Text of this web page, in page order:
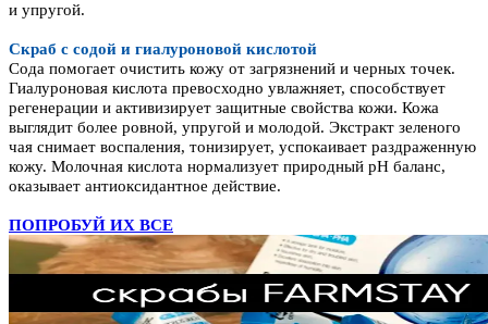
и упругой.
Скраб с содой и гиалуроновой кислотой
Сода помогает очистить кожу от загрязнений и черных точек.
Гиалуроновая кислота превосходно увлажняет, способствует
регенерации и активизирует защитные свойства кожи. Кожа
выглядит более ровной, упругой и молодой. Экстракт зеленого
чая снимает воспаления, тонизирует, успокаивает раздраженную
кожу. Молочная кислота нормализует природный pH баланс,
оказывает антиоксидантное действие.
ПОПРОБУЙ ИХ ВСЕ